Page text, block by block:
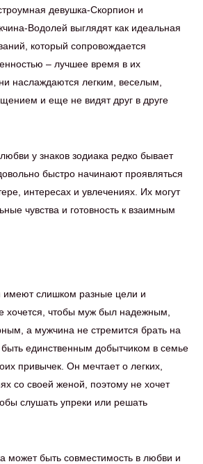
девушка-Скорпион и
Водолей выглядят как идеальная
который сопровождается
– лучшее время в их
наслаждаются легким, веселым,
и еще не видят друг в друге
у знаков зодиака редко бывает
быстро начинают проявляться
интересах и увлечениях. Их могут
чувства и готовность к взаимным
имеют слишком разные цели и
хочется, чтобы муж был надежным,
а мужчина не стремится брать на
быть единственным добытчиком в семье
привычек. Он мечтает о легких,
со своей женой, поэтому не хочет
слушать упреки или решать
может быть совместимость в любви и